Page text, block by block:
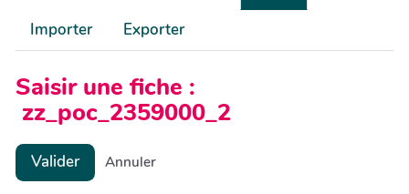
Importer
Exporter
Saisir une fiche :
zz_poc_2359000_2
Valider Annuler